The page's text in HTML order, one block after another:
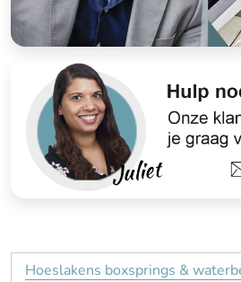
Hoeslakens boxsprings &